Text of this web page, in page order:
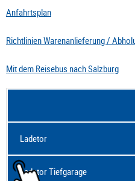
Anfahrtsplan
Richtlinien Warenanlieferung /
Mit dem Reisebus nach Salzburg
Ladetor
Ladetor Tiefgarage